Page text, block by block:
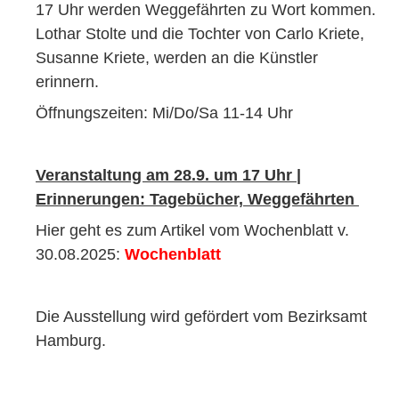
17 Uhr werden Weggefährten zu Wort kommen.
Lothar Stolte und die Tochter von Carlo Kriete,
Susanne Kriete, werden an die Künstler
erinnern.
Öffnungszeiten: Mi/Do/Sa 11-14 Uhr
Veranstaltung am 28.9. um 17 Uhr |
Erinnerungen: Tagebücher, Weggefährten
Hier geht es zum Artikel vom Wochenblatt v.
30.08.2025: Wochenblatt
Die Ausstellung wird gefördert vom Bezirksamt
Hamburg.